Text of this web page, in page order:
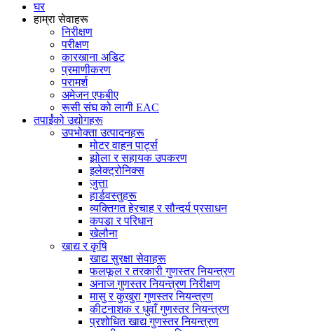
घर
हाम्रा सेवाहरू
निरीक्षण
परीक्षण
कारखाना अडिट
प्रमाणीकरण
परामर्श
अमेजन एफबीए
रूसी संघ को लागी EAC
तपाईंको उद्योगहरू
उपभोक्ता उत्पादनहरू
मोटर वाहन पार्ट्स
झोला र सहायक उपकरण
इलेक्ट्रोनिक्स
जुत्ता
हार्डवस्तुहरू
व्यक्तिगत हेरचाह र सौन्दर्य प्रसाधन
कपडा र परिधान
खेलौना
खाद्य र कृषि
खाद्य सुरक्षा सेवाहरू
फलफूल र तरकारी गुणस्तर नियन्त्रण
अनाज गुणस्तर नियन्त्रण निरीक्षण
मासु र कुखुरा गुणस्तर नियन्त्रण
कीटनाशक र धुवाँ गुणस्तर नियन्त्रण
प्रशोधित खाद्य गुणस्तर नियन्त्रण